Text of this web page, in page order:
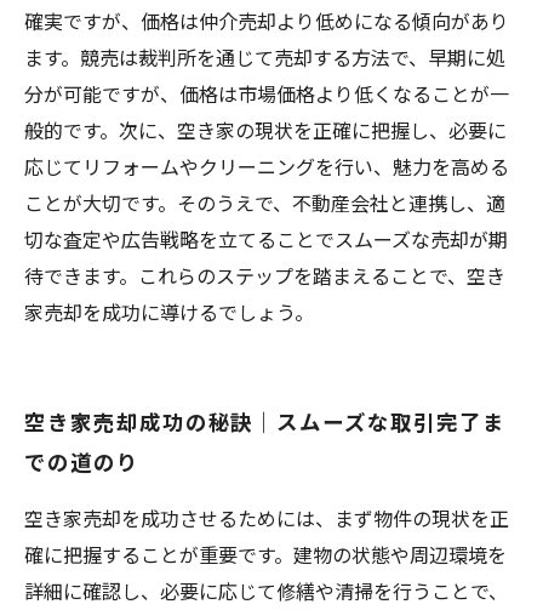
確実ですが、価格は仲介売却より低めになる傾向があり
ます。競売は裁判所を通じて売却する方法で、早期に処
分が可能ですが、価格は市場価格より低くなることが一
般的です。次に、空き家の現状を正確に把握し、必要に
応じてリフォームやクリーニングを行い、魅力を高める
ことが大切です。そのうえで、不動産会社と連携し、適
切な査定や広告戦略を立てることでスムーズな売却が期
待できます。これらのステップを踏まえることで、空き
家売却を成功に導けるでしょう。
空き家売却成功の秘訣｜スムーズな取引完了ま
での道のり
空き家売却を成功させるためには、まず物件の現状を正
確に把握することが重要です。建物の状態や周辺環境を
詳細に確認し、必要に応じて修繕や清掃を行うことで、